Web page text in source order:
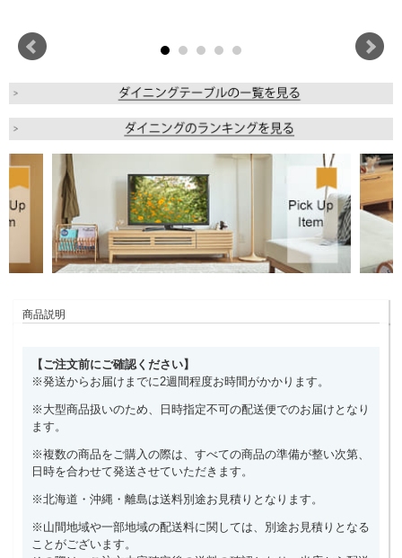
商品説明
【ご注文前にご確認ください】
※発送からお届けまでに2週間程度お時間がかかります。
※大型商品扱いのため、日時指定不可の配送便でのお届けとなり
ます。
※複数の商品をご購入の際は、すべての商品の準備が整い次第、
日時を合わせて発送させていただきます。
※北海道・沖縄・離島は送料別途お見積りとなります。
※山間地域や一部地域の配送料に関しては、別途お見積りとなる
ことがございます。